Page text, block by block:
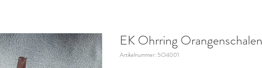
EK Ohrring Orangenschalen
Artikelnummer: 5O4001